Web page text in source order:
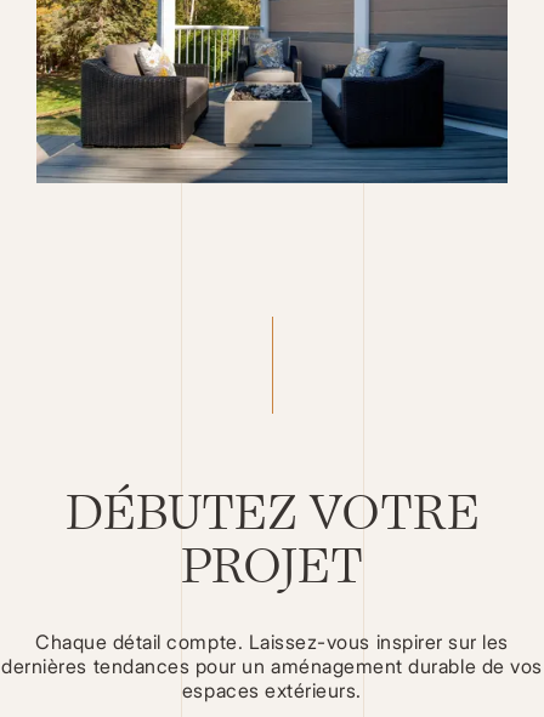
DÉBUTEZ VOTRE
PROJET
Chaque détail compte. Laissez-vous inspirer sur les
dernières tendances pour un aménagement durable de vos
espaces extérieurs.